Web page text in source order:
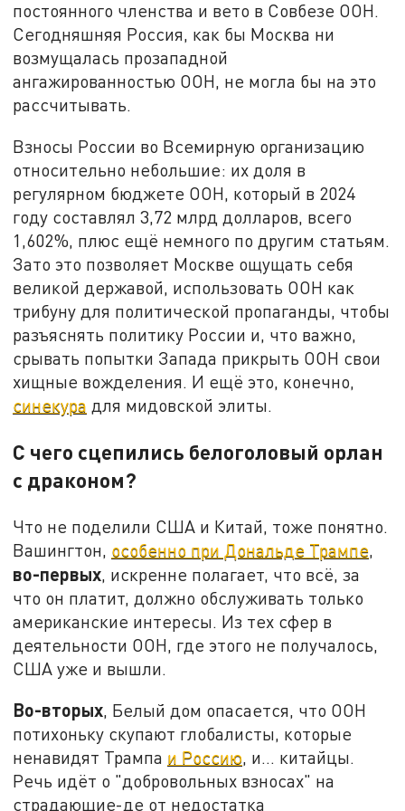
постоянного членства и вето в Совбезе ООН.
Сегодняшняя Россия, как бы Москва ни
возмущалась прозападной
ангажированностью ООН, не могла бы на это
рассчитывать.
Взносы России во Всемирную организацию
относительно небольшие: их доля в
регулярном бюджете ООН, который в 2024
году составлял 3,72 млрд долларов, всего
1,602%, плюс ещё немного по другим статьям.
Зато это позволяет Москве ощущать себя
великой державой, использовать ООН как
трибуну для политической пропаганды, чтобы
разъяснять политику России и, что важно,
срывать попытки Запада прикрыть ООН свои
хищные вожделения. И ещё это, конечно,
синекура для мидовской элиты.
С чего сцепились белоголовый орлан
с драконом?
Что не поделили США и Китай, тоже понятно.
Вашингтон, особенно при Дональде Трампе
во-первых , искренне полагает, что всё, за
что он платит, должно обслуживать только
американские интересы. Из тех сфер в
деятельности ООН, где этого не получалось,
США уже и вышли.
Во-вторых, Белый дом опасается, что ООН
потихоньку скупают глобалисты, которые
ненавидят Трампа и Россию, и… китайцы.
Речь идёт о "добровольных взносах" на
страдающие-де от недостатка